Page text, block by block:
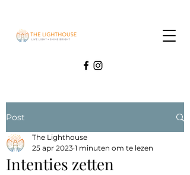
Post
Intenties zetten
The Lighthouse
25 apr 2023 1 minuten om te lezen